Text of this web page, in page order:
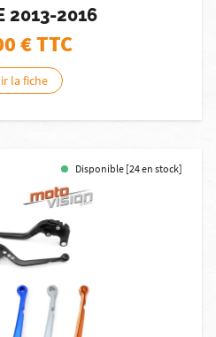
2013-2016
€ TTC
la fiche
Disponible [24 en stock]